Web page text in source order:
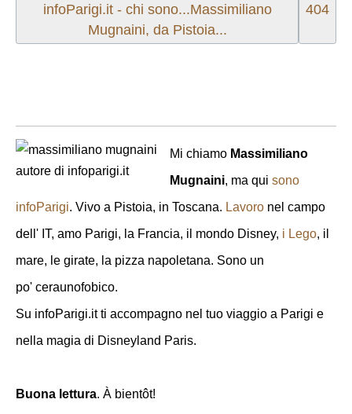
Articolo precedente: infoParigi.it - chi
infoParigi.it - chi sono...Massimiliano
Mugnaini, da Pistoia...
404
Mi chiamo Massimiliano
Mugnaini, ma qui sono
infoParigi. Vivo a Pistoia, in Toscana. Lavoro nel campo
dell' IT, amo Parigi, la Francia, il mondo Disney, i Lego, il
mare, le girate, la pizza napoletana. Sono un
po' ceraunofobico.
Su infoParigi.it ti accompagno nel tuo viaggio a Parigi e
nella magia di Disneyland Paris.
Buona lettura. À bientôt!